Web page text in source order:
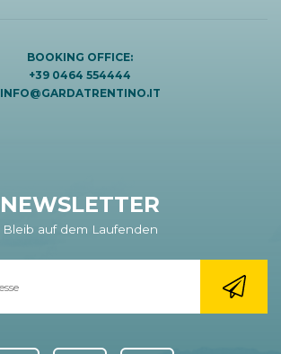
BOOKING OFFICE:
+39 0464 554444
INFO@GARDATRENTINO.IT
NEWSLETTER
Bleib auf dem Laufenden